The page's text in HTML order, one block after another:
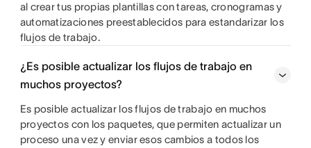
al crear tus propias plantillas con tareas, cronogramas y
automatizaciones preestablecidos para estandarizar los
flujos de trabajo.
¿Es posible actualizar los flujos de trabajo en
muchos proyectos?
Es posible actualizar los flujos de trabajo en muchos
proyectos con los paquetes, que permiten actualizar un
proceso una vez y enviar esos cambios a todos los